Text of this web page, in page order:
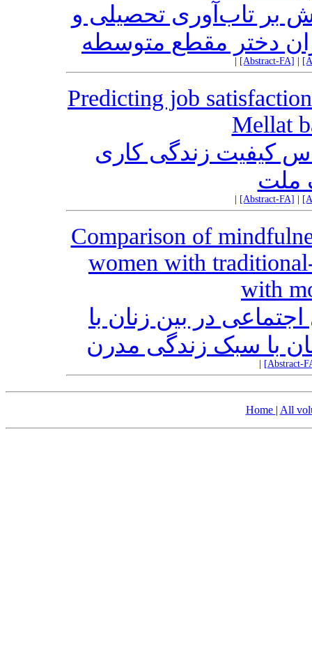
بر تاب‌آوری تحصیلی و
دختر مقطع متوسطه
[Abstract-FA]
Predicting job
Mellat
کیفیت زندگی کاری
ملت
[Abstract-FA]
Comparison of
women with
with
در بین زنان با
با سبک زندگی مدرن
[Abstract-
Home | All